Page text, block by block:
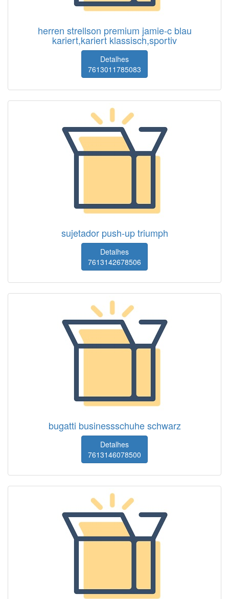
herren strellson premium jamie-c blau
kariert,kariert klassisch,sportiv
Detalhes
7613011785083
sujetador push-up triumph
Detalhes
7613142678506
bugatti businessschuhe schwarz
Detalhes
7613146078500